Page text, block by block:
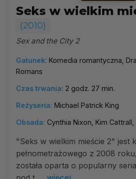
Seks w wielkim
(2010)
Sex and the City 2
Gatunek: Komedia romantyczna,
Romans
Czas trwania: 2 godz. 27 min.
Reżyseria: Michael Patrick King
Obsada: Cynthia Nixon, Kim
"Seks w wielkim mieście 2" jest
pełnometrażowego z 2008
została oparta o popularny